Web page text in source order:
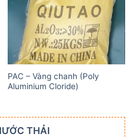
PAC – Vàng chanh (Poly
Aluminium Cloride)
THẢI